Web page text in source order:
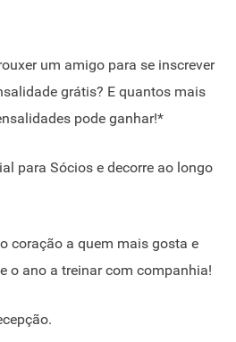
um amigo para se inscrever
grátis? E quantos mais
pode ganhar!*
para Sócios e decorre ao longo
coração a quem mais gosta e
o ano a treinar com companhia!